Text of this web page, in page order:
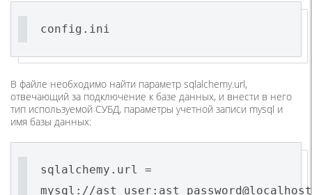
config.ini
В файле необходимо найти параметр sqlalchemy.url,
отвечающий за подключение к базе данных, и внести в него
тип используемой СУБД, параметры учетной записи mysql и
имя базы данных:
sqlalchemy.url =
mysql://